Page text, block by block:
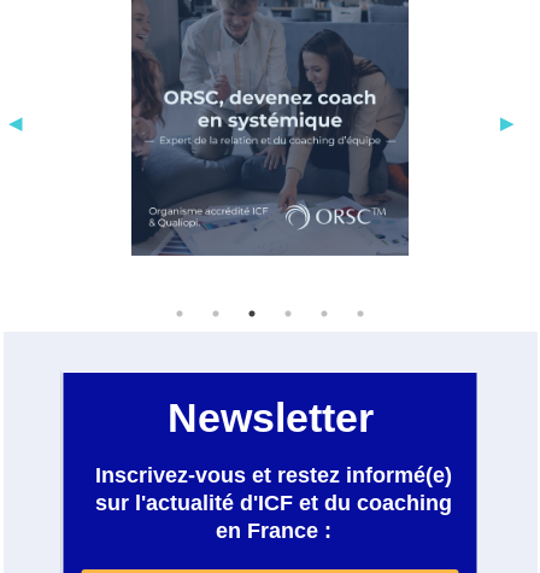
Si vous souhaitez investir dans le
potentiel de votre leadership et bâtir un
collectif prêt à relever les défis de
demain, n'hésitez pas: contactez-moi.
Ensemble faisons évoluer votre culture
managériale et donnons vie à la vision
d'un leadership éclairé, audacieux et
transformer votre organisation.
À très bientôt,
Jean-Luc Fourneaux